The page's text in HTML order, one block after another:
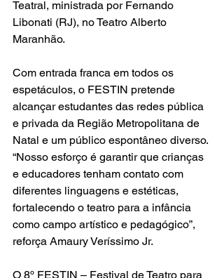
Teatral, ministrada por Fernando
Libonati (RJ), no Teatro Alberto
Maranhão.
Com entrada franca em todos os
espetáculos, o FESTIN pretende
alcançar estudantes das redes pública
e privada da Região Metropolitana de
Natal e um público espontâneo diverso.
“Nosso esforço é garantir que crianças
e educadores tenham contato com
diferentes linguagens e estéticas,
fortalecendo o teatro para a infância
como campo artístico e pedagógico”,
reforça Amaury Veríssimo Jr.
O 8º FESTIN – Festival de Teatro para